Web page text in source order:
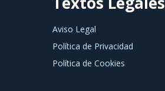
Aviso Legal
Política de Privacidad
Política de Cookies